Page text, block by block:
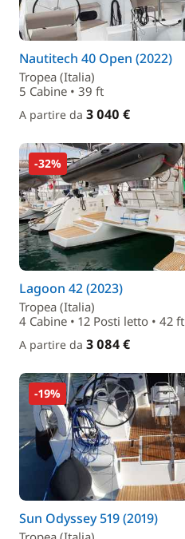
Nautitech 40 Open (2022)
Tropea (Italia)
5 Cabine • 39 ft
A partire da 3 040 €
-32%
Lagoon 42 (2023)
Tropea (Italia)
4 Cabine • 12 Posti letto • 42 ft
A partire da 3 084 €
-19%
Sun Odyssey 519 (2019)